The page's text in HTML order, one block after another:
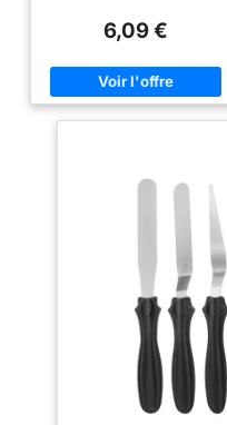
Antidérapante,
Compatible Lave-
cupcakes. La lame large aide à
surface lisse GRADUATION
PRÉCISE : La graduation gravée
sur la lame en acier inoxydable
INOXYDABLE ROBUSTE : Lame
rigide de 21,5 cm offrant un bon
Matériau adapté au contact
alimentaire, neutre au goût et
résistant aux taches POIGNÉE
ERGONOMIQUE : La poignée
antidérapante tient
confortablement en main et aide
à garder un bon contrôle
pendant la décoration et le
lissage des gâteaux
NETTOYAGE FACILE :
Compatible lave-vaisselle et
6,09 €